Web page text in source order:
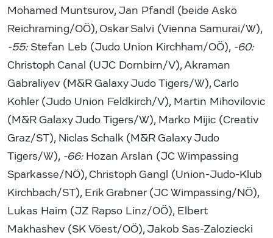
Mohamed Muntsurov, Jan Pfandl (beide Askö
Reichraming/OÖ), Oskar Salvi (Vienna Samurai/W),
-55: Stefan Leb (Judo Union Kirchham/OÖ), -60:
Christoph Canal (UJC Dornbirn/V), Akraman
Gabraliyev (M&R Galaxy Judo Tigers/W), Carlo
Kohler (Judo Union Feldkirch/V), Martin Mihovilovic
(M&R Galaxy Judo Tigers/W), Marko Mijic (Creativ
Graz/ST), Niclas Schalk (M&R Galaxy Judo
Tigers/W), -66: Hozan Arslan (JC Wimpassing
Sparkasse/NÖ), Christoph Gangl (Union-Judo-Klub
Kirchbach/ST), Erik Grabner (JC Wimpassing/NÖ),
Lukas Haim (JZ Rapso Linz/OÖ), Elbert
Makhashev (SK Vöest/OÖ), Jakob Sas-Zaloziecki